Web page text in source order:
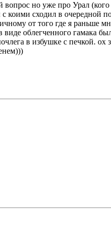
вопрос но уже про Урал
коими сходил в очередной
от того где я раньше
облегченного гамака
в избушке с печкой. ох